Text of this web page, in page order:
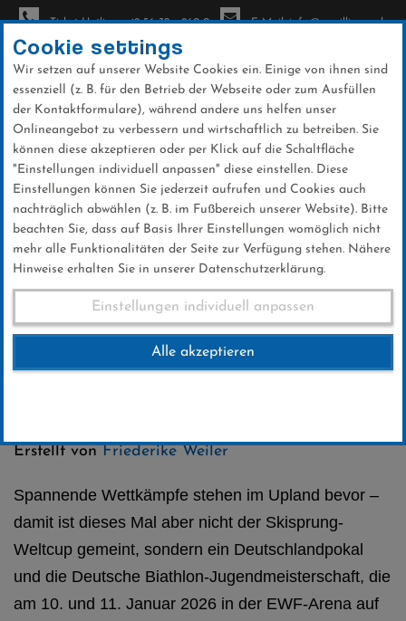
Direkt
zum
Inhalt
Ticket-Hotline: +49 56 32 - 960-0 E-Mail: info@sc-willingen.de
News
Biathlon-Nachwuchs trifft sich
in Willingen
Erstellt vonFriederike Weiler
Spannende Wettkämpfe stehen im Upland bevor –
damit ist dieses Mal aber nicht der Skisprung-
Weltcup gemeint, sondern ein Deutschlandpokal
und die Deutsche Biathlon-Jugendmeisterschaft, die
am 10. und 11. Januar 2026 in der EWF-Arena auf
Cookie settings
Wir setzen auf unserer Website Cookies ein. Einige von ihnen sind
essenziell (z. B. für den Betrieb der Webseite oder zum Ausfüllen
der Kontaktformulare), während andere uns helfen unser
Onlineangebot zu verbessern und wirtschaftlich zu betreiben. Sie
können diese akzeptieren oder per Klick auf die Schaltfläche
"Einstellungen individuell anpassen" diese einstellen. Diese
Einstellungen können Sie jederzeit aufrufen und Cookies auch
nachträglich abwählen (z. B. im Fußbereich unserer Website). Bitte
beachten Sie, dass auf Basis Ihrer Einstellungen womöglich nicht
mehr alle Funktionalitäten der Seite zur Verfügung stehen. Nähere
Hinweise erhalten Sie in unserer Datenschutzerklärung.
Einstellungen individuell anpassen
Alle akzeptieren